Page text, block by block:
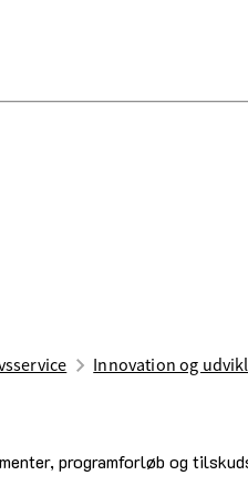
Innovation og
programforløb og